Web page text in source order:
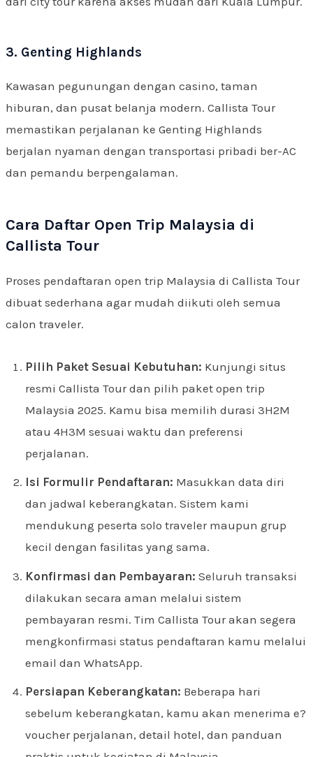
3. Genting Highlands
Kawasan pegunungan dengan casino, taman
hiburan, dan pusat belanja modern. Callista Tour
memastikan perjalanan ke Genting Highlands
berjalan nyaman dengan transportasi pribadi ber-AC
dan pemandu berpengalaman.
Cara Daftar Open Trip Malaysia di
Callista Tour
Proses pendaftaran open trip Malaysia di Callista Tour
dibuat sederhana agar mudah diikuti oleh semua
calon traveler.
Pilih Paket Sesuai Kebutuhan: Kunjungi situs
resmi Callista Tour dan pilih paket open trip
Malaysia 2025. Kamu bisa memilih durasi 3H2M
atau 4H3M sesuai waktu dan preferensi
perjalanan.
Isi Formulir Pendaftaran: Masukkan data diri
dan jadwal keberangkatan. Sistem kami
mendukung peserta solo traveler maupun grup
kecil dengan fasilitas yang sama.
Konfirmasi dan Pembayaran: Seluruh transaksi
dilakukan secara aman melalui sistem
pembayaran resmi. Tim Callista Tour akan segera
mengkonfirmasi status pendaftaran kamu melalui
email dan WhatsApp.
Persiapan Keberangkatan: Beberapa hari
sebelum keberangkatan, kamu akan menerima e?
voucher perjalanan, detail hotel, dan panduan